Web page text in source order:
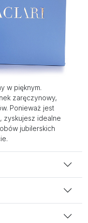
w pięknym.
zaręczynowy,
Ponieważ jest
zyskujesz idealne
jubilerskich